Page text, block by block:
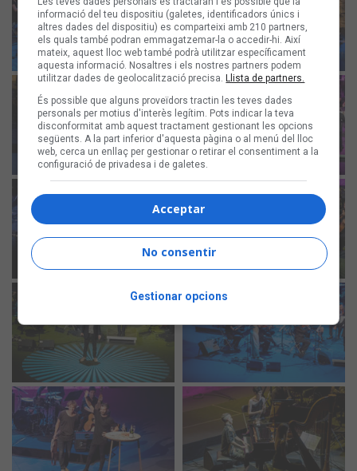
informació del teu dispositiu (galetes, identificadors únics i
altres dades del dispositiu) es comparteixi amb 210 partners,
els quals també podran emmagatzemar-la o accedir-hi. Així
mateix, aquest lloc web també podrà utilitzar específicament
aquesta informació. Nosaltres i els nostres partners podem
utilitzar dades de geolocalització precisa. Llista de partners.
És possible que alguns proveïdors tractin les teves dades
personals per motius d'interès legítim. Pots indicar la teva
disconformitat amb aquest tractament gestionant les opcions
següents. A la part inferior d'aquesta pàgina o al menú del lloc
web, cerca un enllaç per gestionar o retirar el consentiment a la
configuració de privadesa i de galetes.
Acceptar
No consentir
Gestionar opcions